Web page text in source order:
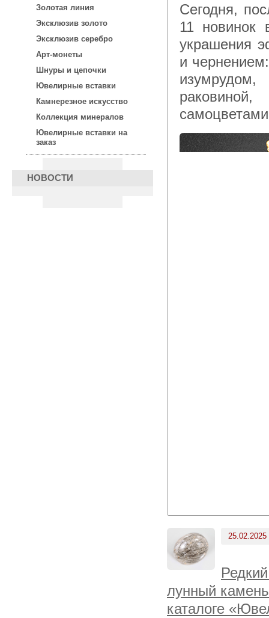
Золотая линия
Эксклюзив золото
Эксклюзив серебро
Арт-монеты
Шнуры и цепочки
Ювелирные вставки
Камнерезное искусство
Коллекция минералов
Ювелирные вставки на
заказ
НОВОСТИ
Сегодня, после 15:00 по московскому времени, для Вас —
11 новинок
украшения
и
25.02.2025
лунный
каталоге